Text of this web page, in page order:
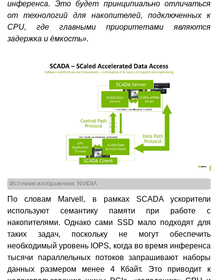
инференса. Это будет принципиально отличаться
от технологий для накопителей, подключенных к
CPU, где главными приоритетами являются
задержка и ёмкость».
Источник изображения: NVIDIA
По словам Marvell, в рамках SCADA ускорители
используют семантику памяти при работе с
накопителями. Однако сами SSD мало подходят для
таких задач, поскольку не могут обеспечить
необходимый уровень IOPS, когда во время инференса
тысячи параллельных потоков запрашивают наборы
данных размером менее 4 Кбайт. Это приводит к